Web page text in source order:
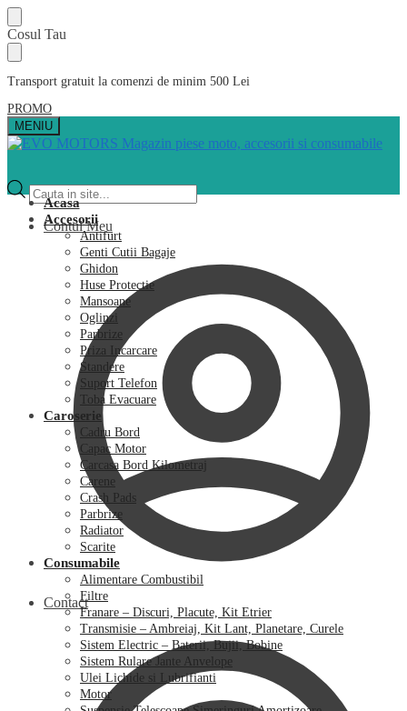
Skip
to
navigation
Skip
to
content
Cosul Tau
Transport gratuit la comenzi de minim 500 Lei
PROMO
MENIU
Products
search
Contul Meu
Contact
Acasa
Accesorii
Antifurt
Genti Cutii Bagaje
Ghidon
Huse Protectie
Mansoane
Oglinzi
Parbrize
Priza Incarcare
Standere
Suport Telefon
Toba Evacuare
Caroserie
Cadru Bord
Capac Motor
Carcasa Bord Kilometraj
Carene
Crash Pads
Parbrize
Radiator
Scarite
Consumabile
Alimentare Combustibil
Filtre
Franare – Discuri, Placute, Kit Etrier
Transmisie – Ambreiaj, Kit Lant, Planetare, Curele
Sistem Electric – Baterii, Bujii, Bobine
Sistem Rulare Jante Anvelope
Ulei Lichide si Lubrifianti
Motor